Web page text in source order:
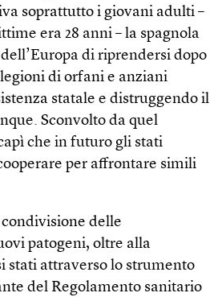
soprattutto i giovani adulti –
era 28 anni – la spagnola
di riprendersi dopo
di orfani e anziani
statale e distruggendo il
Sconvolto da quel
che in futuro gli stati
per affrontare simili
delle
patogeni, oltre alla
stati attraverso lo strumento
del Regolamento sanitario